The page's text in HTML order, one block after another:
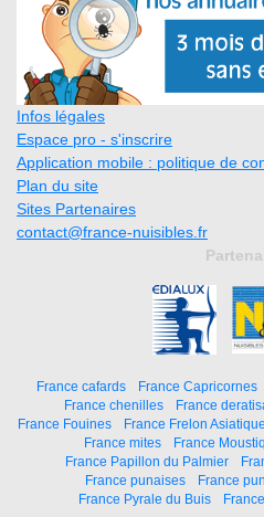
Infos légales
Espace pro - s'inscrire
Application mobile : politique de
Plan du site
Sites Partenaires
contact@france-nuisibles.fr
France cafards France Capricornes
France chenilles
France
France Fouines
France Frelon Asiatique
France mites
France
France Papillon du Palmier
France punaises
France
France Pyrale du Buis